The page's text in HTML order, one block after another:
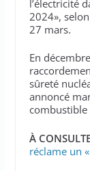
l’électricité
2024»,
27 mars.
En
sûreté
annoncé
combustible
À
réclame un